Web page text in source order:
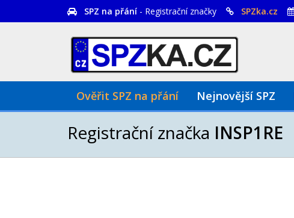
SPZ na přání - Registrační značky SPZka.cz
Ověřit SPZ na přání Nejnovější SPZ
Registrační značka INSP1RE